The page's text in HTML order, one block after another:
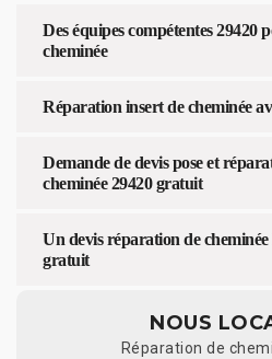
Des équipes compétentes 29420
cheminée
Réparation insert de cheminée
Demande de devis pose et
cheminée 29420 gratuit
Un devis réparation de
gratuit
NOUS
Réparation de